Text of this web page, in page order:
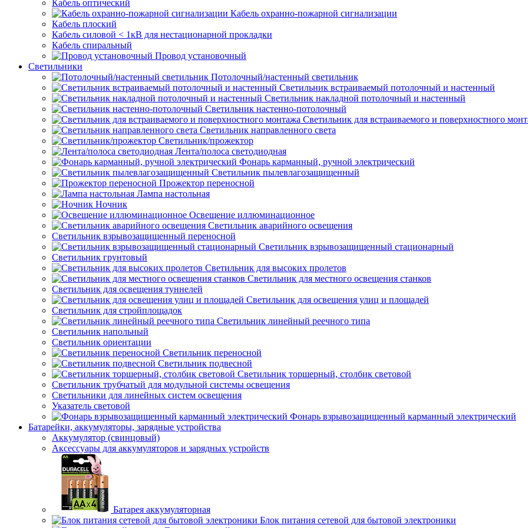
Кабель оптический
Кабель охранно-пожарной сигнализации
Кабель плоский
Кабель силовой < 1кВ для нестационарной прокладки
Кабель спиральный
Провод установочный
Светильники
Потолочный/настенный светильник
Светильник встраиваемый потолочный и настенный
Светильник накладной потолочный и настенный
Светильник настенно-потолочный
Светильник для встраиваемого и поверхностного
Светильник направленного света
Светильник/прожектор
Лента/полоса светодиодная
Фонарь карманный, ручной электрический
Светильник пылевлагозащищенный
Прожектор переносной
Лампа настольная
Ночник
Освещение иллюминационное
Светильник аварийного освещения
Светильник взрывозащищенный переносной
Светильник взрывозащищенный стационарный
Светильник грунтовый
Светильник для высоких пролетов
Светильник для местного освещения станков
Светильник для освещения туннелей
Светильник для освещения улиц и площадей
Светильник для стройплощадок
Светильник линейный реечного типа
Светильник напольный
Светильник ориентации
Светильник переносной
Светильник подвесной
Светильник торшерный, столбик световой
Светильник трубчатый для модульной системы освещения
Светильники для линейных систем освещения
Указатель световой
Фонарь взрывозащищенный карманный электрический
Батарейки, аккумуляторы, зарядные устройства
Аккумулятор (свинцовый)
Аксессуары для аккумуляторов и зарядных устройств
Батарея аккумуляторная
Блок питания сетевой для бытовой электроники